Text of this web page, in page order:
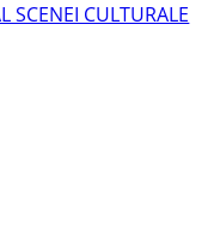
SCENEI CULTURALE